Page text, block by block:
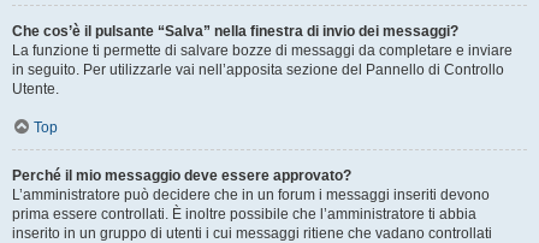
Che cos’è il pulsante “Salva” nella finestra di invio dei messaggi?
La funzione ti permette di salvare bozze di messaggi da completare e inviare
in seguito. Per utilizzarle vai nell’apposita sezione del Pannello di Controllo
Utente.
Top
Perché il mio messaggio deve essere approvato?
L’amministratore può decidere che in un forum i messaggi inseriti devono
prima essere controllati. È inoltre possibile che l’amministratore ti abbia
inserito in un gruppo di utenti i cui messaggi ritiene che vadano controllati